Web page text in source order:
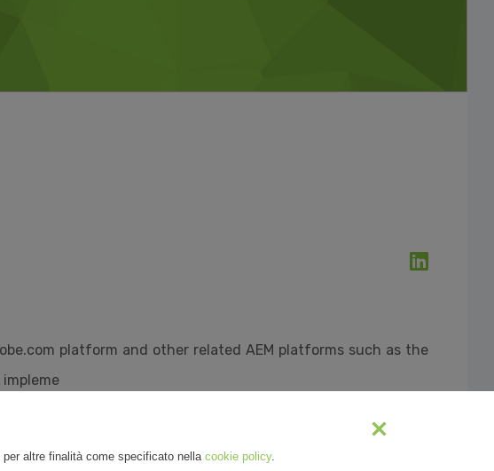
platform and other related AEM platforms such as the
altre finalità come specificato nella cookie policy.